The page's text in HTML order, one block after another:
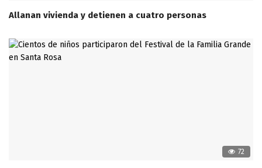
Allanan vivienda y detienen a cuatro personas
72